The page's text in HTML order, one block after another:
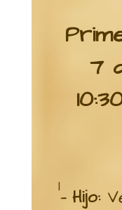
7
1
— Hijo: